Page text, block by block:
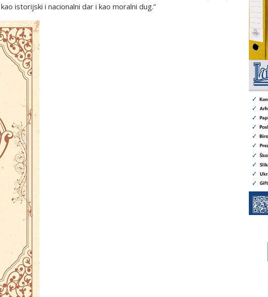
istorijski i nacionalni dar i kao moralni dug.”